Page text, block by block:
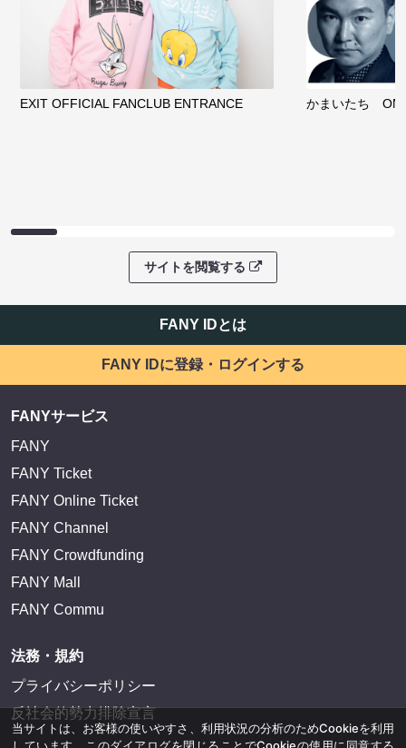
EXIT OFFICIAL FANCLUB ENTRANCE かまいたち
サイトを閲覧する
FANY IDとは
FANY IDに登録・ログインする
FANYサービス
FANY
FANY Ticket
FANY Online Ticket
FANY Channel
FANY Crowdfunding
FANY Mall
FANY Commu
法務・規約
プライバシーポリシー
反社会的勢力排除宣言
当サイトは、お客様の使いやすさ、利用状況の分析のためCookieを利用